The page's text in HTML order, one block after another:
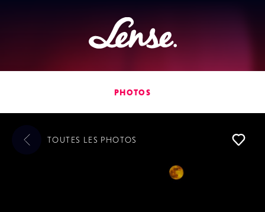
Lense
PHOTOS
TOUTES LES PHOTOS